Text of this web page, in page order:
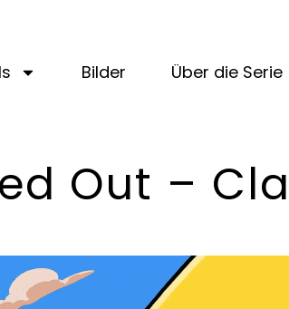
Bilder Über die Serie
Out –